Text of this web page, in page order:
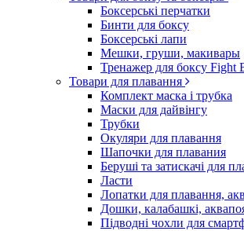
Боксерські перчатки
Бинти для боксу
Боксерські лапи
Мешки, груши, макивары
Тренажер для боксу Fight
Товари для плавання
Комплект маска і трубка
Маски для дайвінгу
Трубки
Окуляри для плавання
Шапочки для плавания
Беруші та затискачі для
Ласти
Лопатки для плавання,
Дошки, калабашкі,
Підводні чохли для